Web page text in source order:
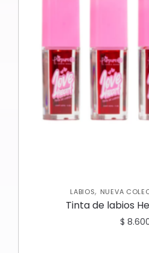
LABIOS, NUEVA
Tinta de labios
$